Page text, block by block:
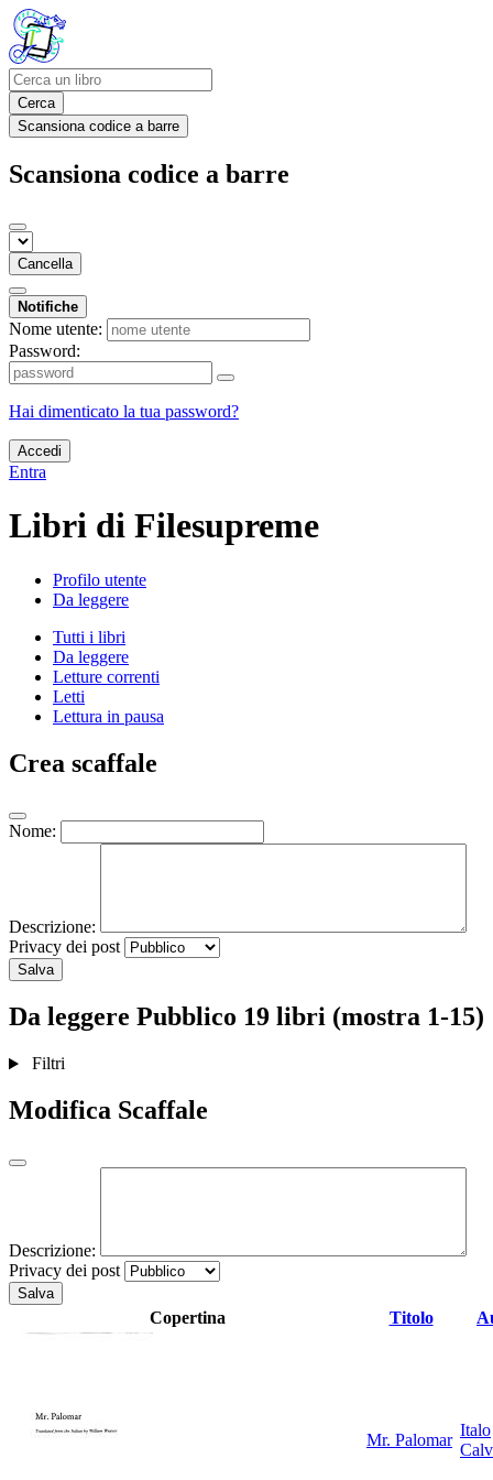
Cerca
Scansiona codice a barre
Scansiona codice a barre
Cancella
Notifiche
Nome utente:
Password:
Hai dimenticato la tua password?
Accedi
Entra
Libri di Filesupreme
Profilo utente
Da leggere
Tutti i libri
Da leggere
Letture correnti
Letti
Lettura in pausa
Crea scaffale
Nome:
Descrizione:
Privacy dei post
Salva
Da leggere Pubblico 19 libri (mostra 1-15)
Filtri
Modifica Scaffale
Descrizione:
Privacy dei post
Salva
Copertina Titolo
Mr. Palomar
Italo